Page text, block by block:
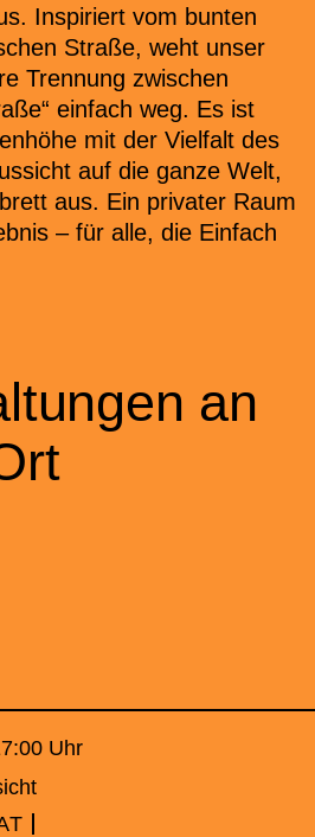
Inspiriert vom bunten
Straße, weht unser
Trennung zwischen
einfach weg. Es ist
mit der Vielfalt des
auf die ganze Welt,
aus. Ein privater Raum
– für alle, die Einfach
an
Uhr